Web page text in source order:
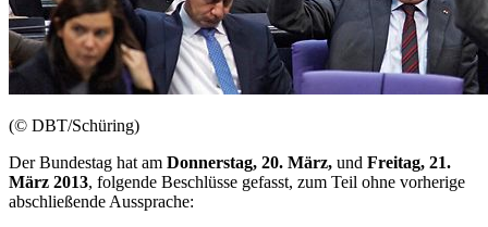
(© DBT/Schüring)
Der Bundestag hat am Donnerstag, 20. März, und Freitag, 21.
März 2013, folgende Beschlüsse gefasst, zum Teil ohne vorherige
abschließende Aussprache: